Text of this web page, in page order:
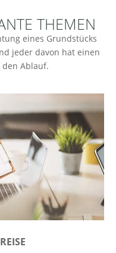
THEMEN
eines Grundstücks
jeder davon hat einen
Ablauf.